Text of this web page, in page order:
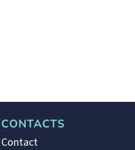
CONTACTS
Contact